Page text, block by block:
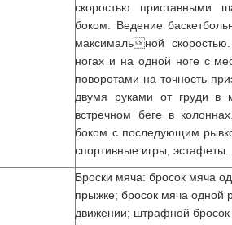
скоростью приставными
боком. Ведение
максимальной
ногах и на одной ноге с
поворотами на точность
двумя руками от груди в
встречном беге в
боком с последующим
спортивные игры, эстафеты.
Броски мяча: бросок мяча
прыжке; бросок мяча одной
движении; штрафной бросок